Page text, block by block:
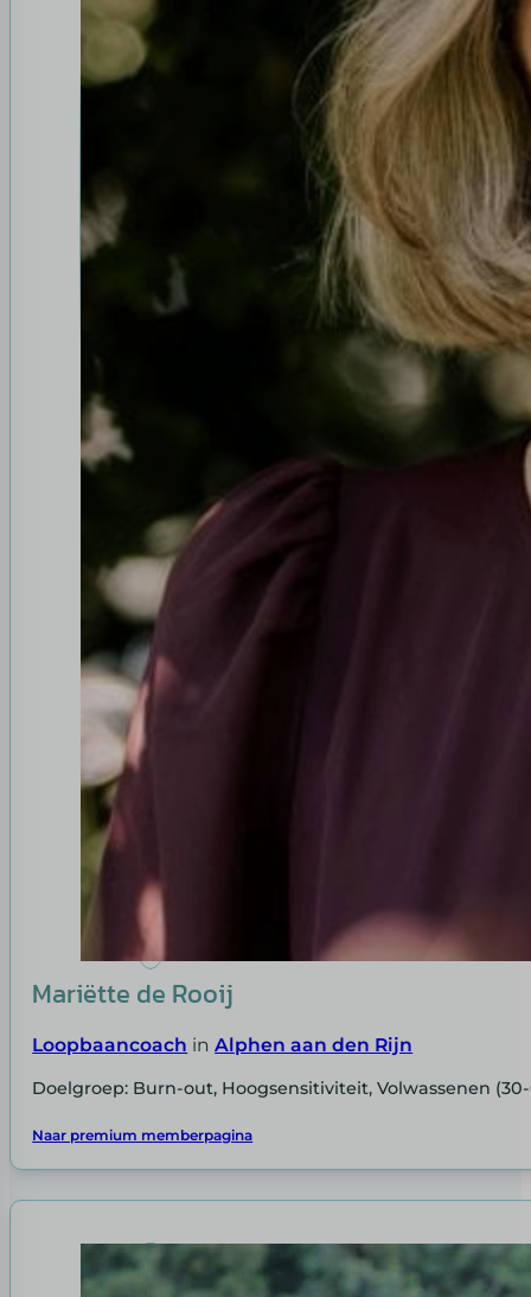
Mariëtte de Rooij
Loopbaancoach inAlphen aan den Rijn
Doelgroep: Burn-out, Hoogsensitiviteit, Volwassenen
Naar premium memberpagina